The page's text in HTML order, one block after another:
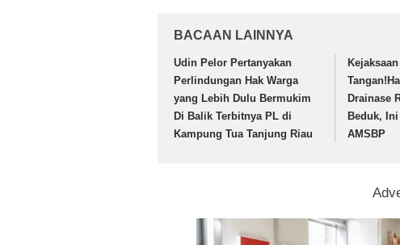
BACAAN LAINNYA
Udin Pelor Pertanyakan
Perlindungan Hak Warga
yang Lebih Dulu Bermukim
Di Balik Terbitnya PL di
Kampung Tua Tanjung Riau
Drainase
Beduk,
AMSBP